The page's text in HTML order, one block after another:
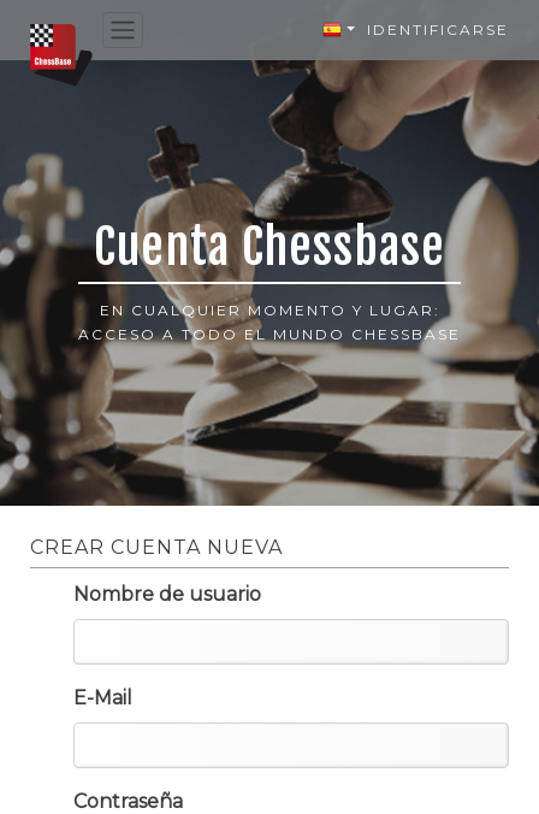
IDENTIFICARSE
Cuenta Chessbase
EN CUALQUIER MOMENTO Y LUGAR:
ACCESO A TODO EL MUNDO CHESSBASE
CREAR CUENTA NUEVA
Nombre de usuario
E-Mail
Contraseña